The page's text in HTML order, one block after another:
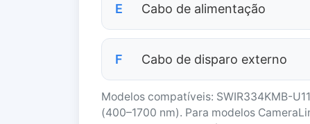
E Cabo de alimentação
F Cabo de disparo externo
Modelos compatíveis: SWIR334KMB-
(400–1700 nm). Para modelos